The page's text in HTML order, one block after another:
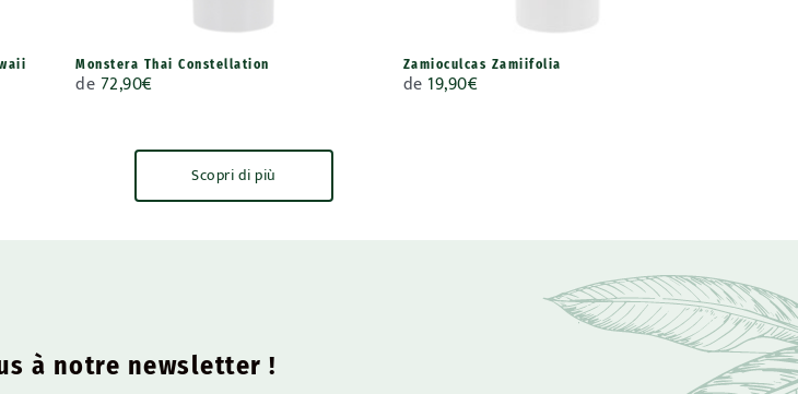
Monstera Thai Constellation
de 72,90€
Zamioculcas Zamiifolia
de 19,90€
Scopri di più
à notre newsletter !